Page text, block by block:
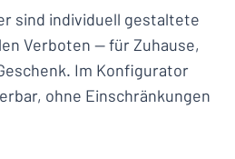
sind individuell gestaltete
Verboten — für Zuhause,
Im Konfigurator
ohne Einschränkungen